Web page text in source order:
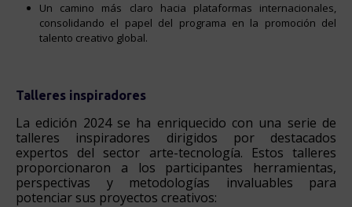
Un camino más claro hacia plataformas internacionales,
consolidando el papel del programa en la promoción del
talento creativo global.
Talleres inspiradores
La edición 2024 se ha enriquecido con una serie de
talleres inspiradores dirigidos por destacados
expertos del sector arte-tecnología. Estos talleres
proporcionaron a los participantes herramientas,
perspectivas y metodologías invaluables para
potenciar sus proyectos creativos: